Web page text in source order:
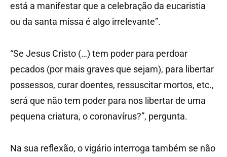
está a manifestar que a celebração da eucaristia
ou da santa missa é algo irrelevante”.
“Se Jesus Cristo (…) tem poder para perdoar
pecados (por mais graves que sejam), para libertar
possessos, curar doentes, ressuscitar mortos, etc.,
será que não tem poder para nos libertar de uma
pequena criatura, o coronavírus?”, pergunta.
Na sua reflexão, o vigário interroga também se não